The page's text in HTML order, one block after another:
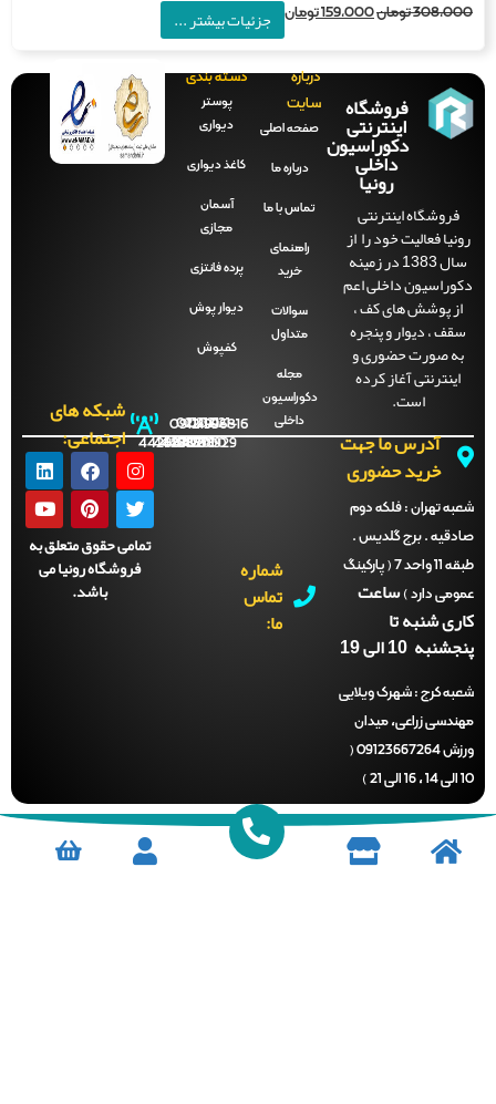
تومان159,000تومان جزئیات بیشتر ...
فروشگاه
اینترنتی
دکوراسیون
داخلی
رونیا
فروشگاه اینترنتی
فعالیت خود را از
سال 1383 در زمینه
داخلی اعم
پوشش های کف ،
، دیوار و پنجره
صورت حضوری و
آغاز کرده
درباره
سایت
صفحه‌ اصلی
درباره ما
تماس با ما
راهنمای
دکوراسیون
دسته بندی
دیواری
کاغذ دیواری
آسمان
پرده فانتزی
دیوار پوش
کفپوش
آدرس ما جهت
خرید حضوری
تهران :فلکه دوم
. برج گلدیس .
طبقه 11 واحد 7 ( پارکینگ
دارد )ساعت
شنبه تا
10 الی 19
کرج :شهرک ویلایی
زراعی، میدان
ورزش 09123667264 (
شماره
تماس
09121996816
021-
44288929
021-
44288700
021-
44288701
021-
44288702
شبکه های
اجتماعی:
تمامی حقوق متعلق به
فروشگاه رونیا می